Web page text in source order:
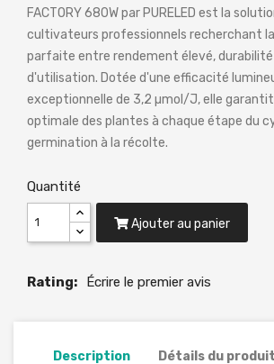
FACTORY 680W par PURELED est la
cultivateurs professionnels recherchant
parfaite entre rendement élevé,
d'utilisation. Dotée d'une efficacité
exceptionnelle de 3,2 µmol/J, elle
optimale des plantes à chaque étape du
germination à la récolte.
Quantité
Ajouter au panier
Rating: Écrire le premier avis
Description Détails du produit